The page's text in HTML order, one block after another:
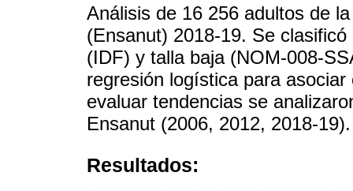
Análisis de 16 256 adultos de
(Ensanut) 2018-19. Se
(IDF) y talla baja (NOM-008-
regresión logística para
evaluar tendencias se
Ensanut (2006, 2012, 2018-19).
Resultados: